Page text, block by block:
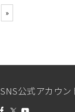
»
SNS公式アカウン